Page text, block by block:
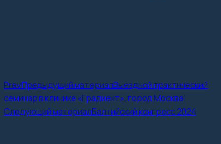
PrevПредыдущий материалВыездной практический
семинар в клинике «Градиент», город Москва!
Следующий материалБалтийский конгресс 2024